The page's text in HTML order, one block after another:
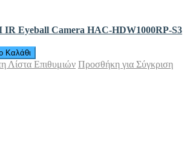
IR Eyeball Camera HAC-HDW1000RP-S3
Καλάθι
Λίστα Επιθυμιών Προσθήκη για Σύγκριση